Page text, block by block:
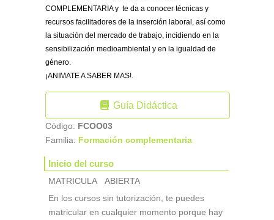
COMPLEMENTARIA y te da a conocer técnicas y
recursos facilitadores de la inserción laboral, así como
la situación del mercado de trabajo, incidiendo en la
sensibilización medioambiental y en la igualdad de
género.
¡ANIMATE A SABER MAS!.
Guía Didáctica
Código: FCOO03
Familia: Formación complementaria
Inicio del curso
MATRICULA ABIERTA
En los cursos sin tutorización, te puedes
matricular en cualquier momento porque hay